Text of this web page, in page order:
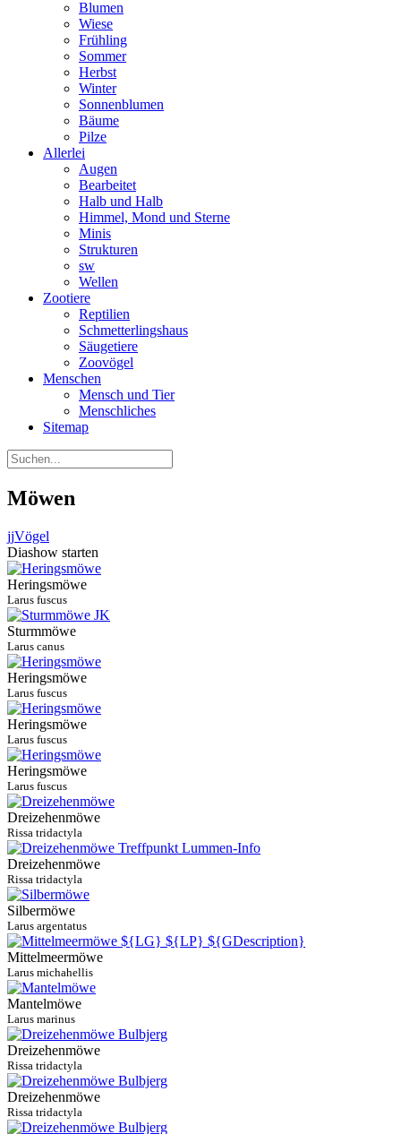
Blumen
Wiese
Frühling
Sommer
Herbst
Winter
Sonnenblumen
Bäume
Pilze
Allerlei
Augen
Bearbeitet
Halb und Halb
Himmel, Mond und Sterne
Minis
Strukturen
sw
Wellen
Zootiere
Reptilien
Schmetterlingshaus
Säugetiere
Zoovögel
Menschen
Mensch und Tier
Menschliches
Sitemap
Möwen
jjVögel
Diashow starten
Heringsmöwe
Larus fuscus
Sturmmöwe
Larus canus
Heringsmöwe
Larus fuscus
Heringsmöwe
Larus fuscus
Heringsmöwe
Larus fuscus
Dreizehenmöwe
Rissa tridactyla
Dreizehenmöwe
Rissa tridactyla
Silbermöwe
Larus argentatus
Mittelmeermöwe
Larus michahellis
Mantelmöwe
Larus marinus
Dreizehenmöwe
Rissa tridactyla
Dreizehenmöwe
Rissa tridactyla